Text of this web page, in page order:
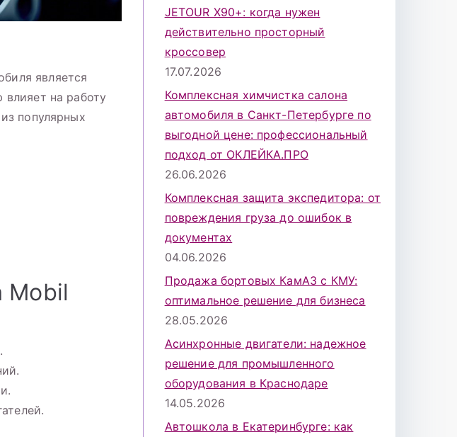
является
на работу
популярных
Mobil
JETOUR X90+: когда нужен
действительно просторный
кроссовер
17.07.2026
Комплексная химчистка салона
автомобиля в Санкт-Петербурге по
выгодной цене: профессиональный
подход от ОКЛЕЙКА.ПРО
26.06.2026
Комплексная защита экспедитора: от
повреждения груза до ошибок в
документах
04.06.2026
Продажа бортовых КамАЗ с КМУ:
оптимальное решение для бизнеса
28.05.2026
Асинхронные двигатели: надежное
решение для промышленного
оборудования в Краснодаре
14.05.2026
Автошкола в Екатеринбурге: как